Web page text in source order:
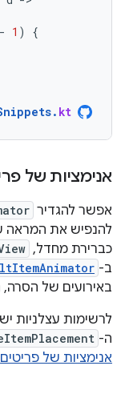
- 1 )
{
. kt
אנימציות של
אפשר להגדיר
להנפיש את המראה
כברירת מחדל,
ב-
באירועים של
לרשימות עצלניות
ה-
אנימציות של פריטים